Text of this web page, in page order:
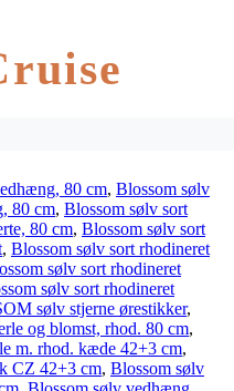
80 cm, Blossom sølv
80 cm, Blossom sølv sort
80 cm, Blossom sølv sort
, Blossom sølv sort rhodineret
sølv sort rhodineret
sølv sort rhodineret
sølv stjerne ørestikker,
og blomst, rhod. 80 cm,
m. rhod. kæde 42+3 cm,
CZ 42+3 cm, Blossom sølv